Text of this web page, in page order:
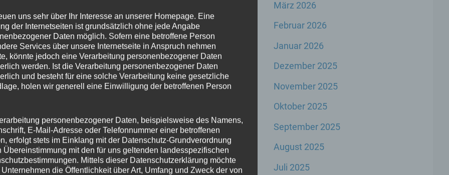
Stephan Wefelscheid
Justizminister Herbert Mertin berichtet zum
Sachstand des Beschwerdeverfahrens gegen
die Einstellung des Ermittlungsverfahrens zur
Wann mit einer Entscheidung der
Generalstaatsanwaltschaft Koblenz über das
Beschwerdeverfahren zu rechnen ist, bleibt
weiterhin unklar, erklärte der Justizminister
März 2026
Februar 2026
Januar 2026
Dezember 2025
November 2025
Oktober 2025
September 2025
August 2025
Juli 2025
uns sehr über Ihr Interesse an unserer Homepage. Eine
der Internetseiten ist grundsätzlich ohne jede Angabe
Daten möglich. Sofern eine betroffene Person
Services über unsere Internetseite in Anspruch nehmen
könnte jedoch eine Verarbeitung personenbezogener Daten
werden. Ist die Verarbeitung personenbezogener Daten
und besteht für eine solche Verarbeitung keine gesetzliche
holen wir generell eine Einwilligung der betroffenen Person
personenbezogener Daten, beispielsweise des Namens,
E-Mail-Adresse oder Telefonnummer einer betroffenen
erfolgt stets im Einklang mit der Datenschutz-Grundverordnung
Übereinstimmung mit den für uns geltenden landesspezifischen
Mittels dieser Datenschutzerklärung möchte
Unternehmen die Öffentlichkeit über Art, Umfang und Zweck der von